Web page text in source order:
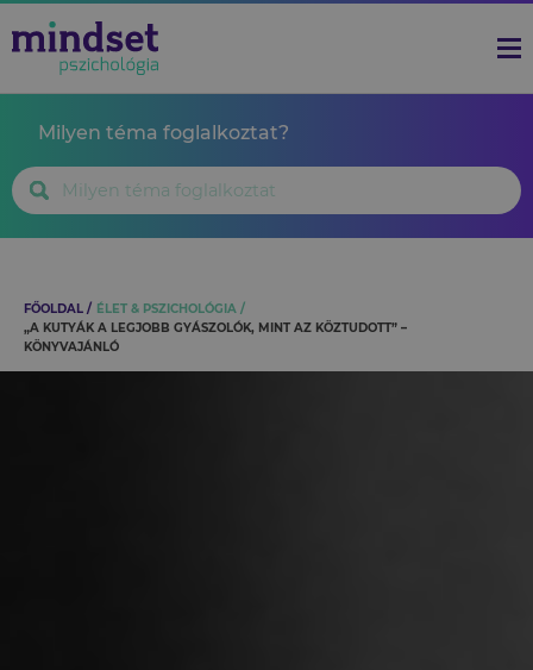
Milyen téma foglalkoztat?
FŐOLDAL
ÉLET & PSZICHOLÓGIA
„A KUTYÁK A LEGJOBB GYÁSZOLÓK, MINT AZ KÖZTUDOTT” –
KÖNYVAJÁNLÓ